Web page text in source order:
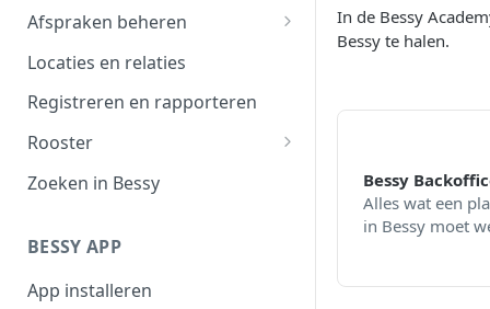
Afspraken importeren
Inplannen
Planning wijzigen
Plannen in batch
Afspraken beheren
Afspraak verwerken
Planbord
Filteroverzicht
Afspraaktoegang
Locaties en relaties
Registreren en rapporteren
Rooster
Werktijden
Plannen in beschikbaarheid
Shifts
Zoeken in Bessy
BESSY APP
App installeren
In de Bessy
Bessy te halen.
Bessy
Alles wat een
in Bessy moet